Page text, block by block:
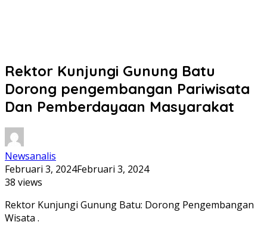
Rektor Kunjungi Gunung Batu
Dorong pengembangan Pariwisata
Dan Pemberdayaan Masyarakat
Newsanalis
Februari 3, 2024Februari 3, 2024
38 views
Rektor Kunjungi Gunung Batu: Dorong Pengembangan
Wisata .